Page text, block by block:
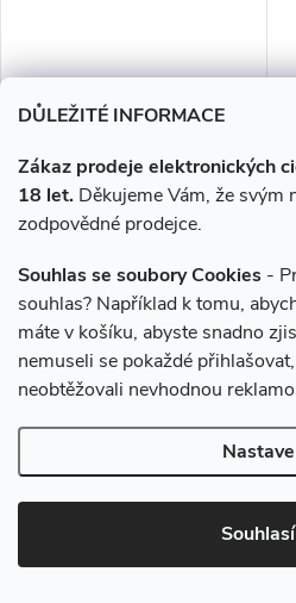
DŮLEŽITÉ INFORMACE
Zákaz prodeje elektronických
18 let. Děkujeme Vám, že svým
zodpovědné prodejce.
Souhlas se soubory Cookies -
souhlas? Například k tomu,
máte v košíku, abyste snadno
nemuseli se pokaždé
neobtěžovali nevhodnou
X4 Bar Růžová limonáda
jednorázová e-cigareta 20mg
189 Kč
Skladem
DO KOŠÍKU
Čerstvá a osvěžující limonáda s
citrusovým základem je tou
pravou vzpruhou pro Vaše